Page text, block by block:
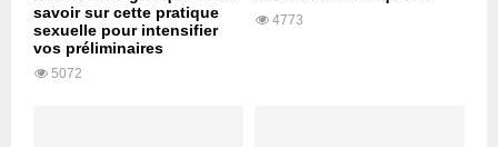
savoir sur cette pratique
sexuelle pour intensifier
vos préliminaires
5072
4773